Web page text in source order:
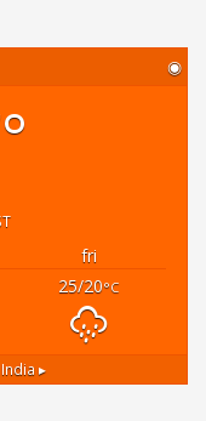
◉
fri
25/20°C
▸